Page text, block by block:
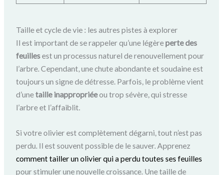
Taille et cycle de vie : les autres pistes à explorer
Il est important de se rappeler qu’une légèreperte des
feuillesest un processus naturel de renouvellement pour
l’arbre. Cependant, une chute abondante et soudaine est
toujours un signe de détresse. Parfois, le problème vient
d’unetaille inappropriéeou trop sévère, qui stresse
l’arbre et l’affaiblit.
Si votre olivier est complètement dégarni, tout n’est pas
perdu. Il est souvent possible de le sauver. Apprenez
comment tailler un olivier qui a perdu toutes ses feuilles
pour stimuler une nouvelle croissance. Une taille de